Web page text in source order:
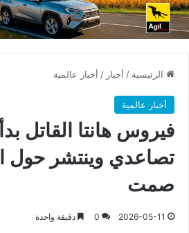
الرئيسية / أخبار / أخبار عالمية
أخبار عالمية
فيروس هانتا القاتل
تصاعدي وينتشر حول
صمت
2026-05-11
0 دقيقة واحدة